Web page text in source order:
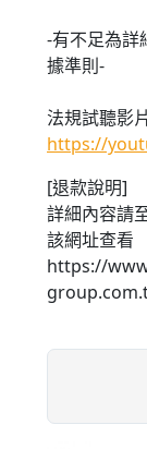
-有不足為詳
據準則-
法規試聽影
https://
[退款說明]
詳細內容請
該網址查看
https://